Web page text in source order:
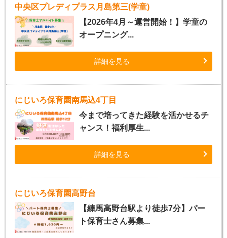
中央区プレディプラス月島第三(学童)
【2026年4月～運営開始！】学童の
オープニング...
詳細を見る
にじいろ保育園南馬込4丁目
今まで培ってきた経験を活かせるチ
ャンス！福利厚生...
詳細を見る
にじいろ保育園高野台
【練馬高野台駅より徒歩7分】パー
ト保育士さん募集...